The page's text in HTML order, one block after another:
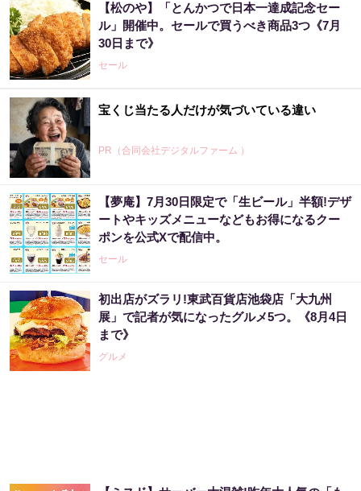
【松のや】「とんかつで日本一達成記念セー
ル」開催中。セールで買うべき商品3つ《7月
30日まで》
セール
宝くじ当たる人だけが気づいている違い
PR（合同会社デジタルファーム ）
【夢庵】7月30日限定で「生ビール」半額!デザ
ートやキッズメニューなどもお得になるクー
ポンを公式Xで配信中。
セール
初出店がズラリ!東武百貨店池袋店「大九州
展」で記者が気になったグルメ5つ。《8月4日
まで》
グルメ